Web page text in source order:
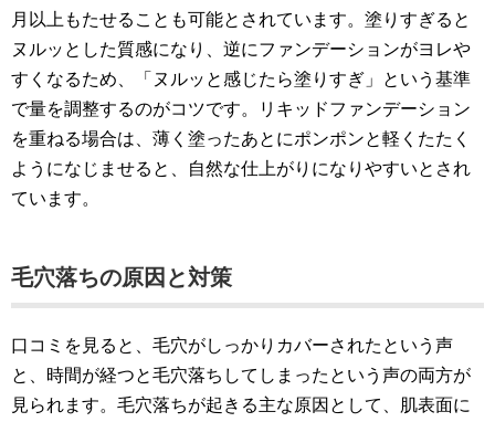
月以上もたせることも可能とされています。塗りすぎると
ヌルッとした質感になり、逆にファンデーションがヨレや
すくなるため、「ヌルッと感じたら塗りすぎ」という基準
で量を調整するのがコツです。リキッドファンデーション
を重ねる場合は、薄く塗ったあとにポンポンと軽くたたく
ようになじませると、自然な仕上がりになりやすいとされ
ています。
毛穴落ちの原因と対策
口コミを見ると、毛穴がしっかりカバーされたという声
と、時間が経つと毛穴落ちしてしまったという声の両方が
見られます。毛穴落ちが起きる主な原因として、肌表面に